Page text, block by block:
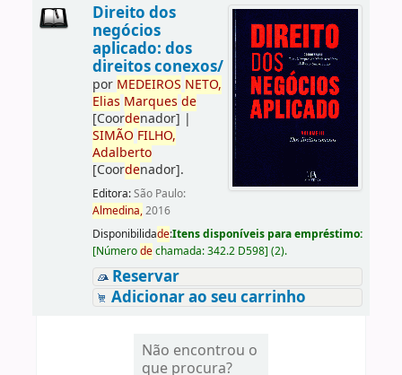
Direito dos
negócios
aplicado: dos
direitos conexos/
por MEDEIROS NETO,
Elias Marques de
[Coordenador] |
SIMÃO FILHO,
Adalberto
[Coordenador].
Editora:São Paulo:
Almedina,2016
Disponibilidade:Itens disponíveis para empréstimo:
[Númerodechamada:342.2 D598] (2).
Reservar
Adicionar ao seu carrinho
Não encontrou o
que procura?